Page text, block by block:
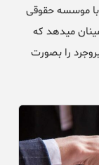
با موسسه حقوقی
میدهد که
را بصورت